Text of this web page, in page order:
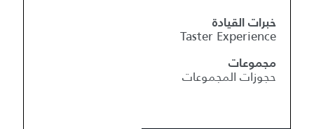
خبرات القيادة
Taster Experience
مجموعات
حجوزات المجموعات